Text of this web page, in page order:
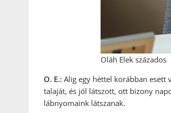
Oláh Elek százados
O. E.: Alig egy héttel korábban esett
talaját, és jól látszott, ott bizony
lábnyomaink látszanak.